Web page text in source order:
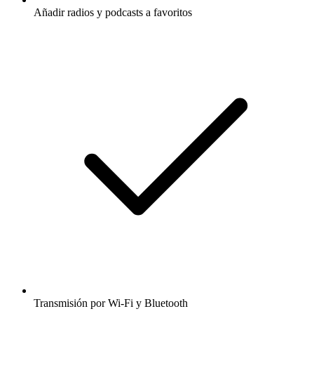
Añadir radios y podcasts a favoritos
Transmisión por Wi-Fi y Bluetooth